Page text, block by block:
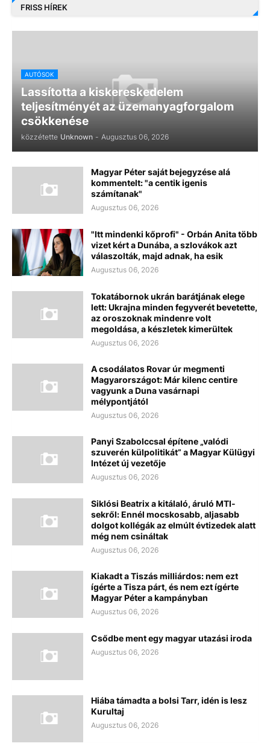
FRISS HÍREK
AUTÓSOK
Lassította a kiskereskedelem
teljesítményét az üzemanyagforgalom
csökkenése
közzétette Unknown - Augusztus 06, 2026
Magyar Péter saját bejegyzése alá
kommentelt: "a centik igenis
számítanak"
Augusztus 06, 2026
"Itt mindenki kőprofi" - Orbán Anita több
vizet kért a Dunába, a szlovákok azt
válaszolták, majd adnak, ha esik
Augusztus 06, 2026
Tokatábornok ukrán barátjának elege
lett: Ukrajna minden fegyverét bevetette,
az oroszoknak mindenre volt
megoldása, a készletek kimerültek
Augusztus 06, 2026
A csodálatos Rovar úr megmenti
Magyarországot: Már kilenc centire
vagyunk a Duna vasárnapi
mélypontjától
Augusztus 06, 2026
Panyi Szabolccsal építene „valódi
szuverén külpolitikát” a Magyar Külügyi
Intézet új vezetője
Augusztus 06, 2026
Siklósi Beatrix a kitálaló, áruló MTI-
sekről: Ennél mocskosabb, aljasabb
dolgot kollégák az elmúlt évtizedek alatt
még nem csináltak
Augusztus 06, 2026
Kiakadt a Tiszás milliárdos: nem ezt
ígérte a Tisza párt, és nem ezt ígérte
Magyar Péter a kampányban
Augusztus 06, 2026
Csődbe ment egy magyar utazási iroda
Augusztus 06, 2026
Hiába támadta a bolsi Tarr, idén is lesz
Kurultaj
Augusztus 06, 2026